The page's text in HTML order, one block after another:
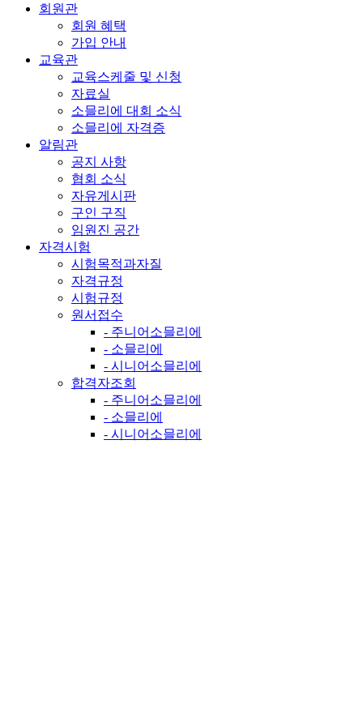
회원관
회원 혜택
가입 안내
교육관
교육스케줄 및 신청
자료실
소믈리에 대회 소식
소믈리에 자격증
알림관
공지 사항
협회 소식
자유게시판
구인 구직
임원진 공간
자격시험
시험목적과자질
자격규정
시험규정
원서접수
- 주니어소믈리에
- 소믈리에
- 시니어소믈리에
합격자조회
- 주니어소믈리에
- 소믈리에
- 시니어소믈리에